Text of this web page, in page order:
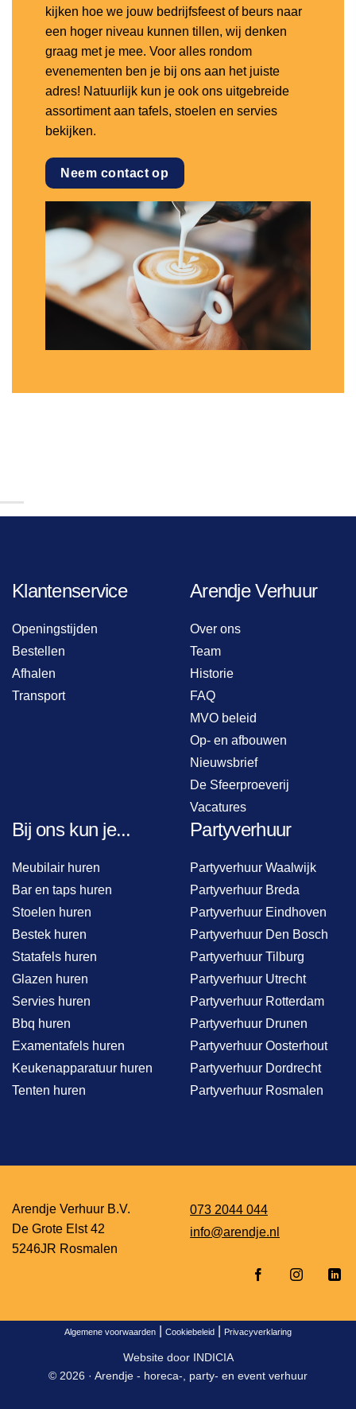
kijken hoe we jouw bedrijfsfeest of beurs naar
een hoger niveau kunnen tillen, wij denken
graag met je mee. Voor alles rondom
evenementen ben je bij ons aan het juiste
adres! Natuurlijk kun je ook ons uitgebreide
assortiment aan tafels, stoelen en servies
bekijken.
Neem contact op
Klantenservice
Openingstijden
Bestellen
Afhalen
Transport
Arendje Verhuur
Over ons
Team
Historie
FAQ
MVO beleid
Op- en afbouwen
Nieuwsbrief
De Sfeerproeverij
Vacatures
Bij ons kun je...
Meubilair huren
Bar en taps huren
Stoelen huren
Bestek huren
Statafels huren
Glazen huren
Servies huren
Bbq huren
Examentafels huren
Keukenapparatuur huren
Tenten huren
Partyverhuur
Partyverhuur Waalwijk
Partyverhuur Breda
Partyverhuur Eindhoven
Partyverhuur Den Bosch
Partyverhuur Tilburg
Partyverhuur Utrecht
Partyverhuur Rotterdam
Partyverhuur Drunen
Partyverhuur Oosterhout
Partyverhuur Dordrecht
Partyverhuur Rosmalen
Arendje Verhuur B.V.
De Grote Elst 42
5246JR Rosmalen
073 2044 044
info@arendje.nl
Algemene voorwaarden Cookiebeleid Privacyverklaring
Website door INDICIA
© 2026 · Arendje - horeca-, party- en event verhuur